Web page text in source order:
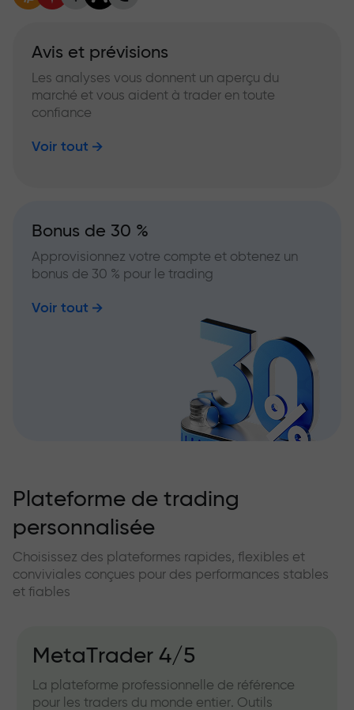
Avis et prévisions
Les analyses vous donnent un aperçu du
marché et vous aident à trader en toute
confiance
Voir tout
Bonus de 30 %
Approvisionnez votre compte et obtenez un
bonus de 30 % pour le trading
Voir tout
Plateforme de trading
personnalisée
Choisissez des plateformes rapides, flexibles et
conviviales conçues pour des performances stables
et fiables
MetaTrader 4/5
La plateforme professionnelle de référence
pour les traders du monde entier. Outils